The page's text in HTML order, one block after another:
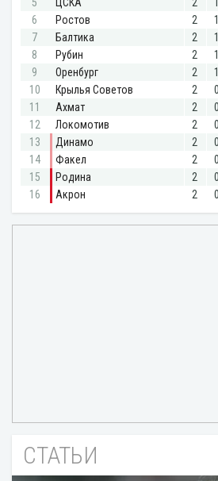
СТАТЬИ